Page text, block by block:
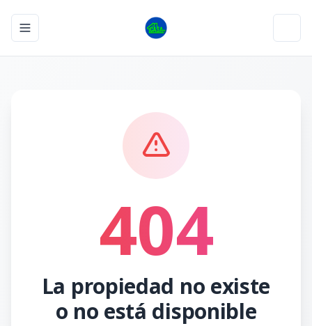
Toggle navigation menu
404
La propiedad no existe
o no está disponible